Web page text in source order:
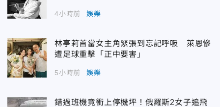
4小時前 娛樂
林亭莉首當女主角緊張到忘記呼吸 萊恩慘
遭足球重擊「正中要害」
5小時前 娛樂
錯過班機竟衝上停機坪！俄羅斯2女子追飛